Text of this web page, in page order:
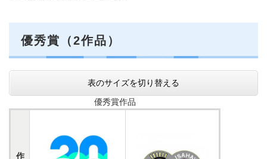
優秀賞（2作品）
表のサイズを切り替える
優秀賞作品
作